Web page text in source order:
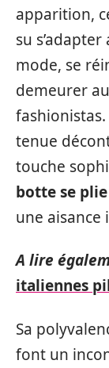
apparition,
su
mode, se
demeurer
tenue
touche
botte se
une aisance
A lire
italiennes
Sa
font un